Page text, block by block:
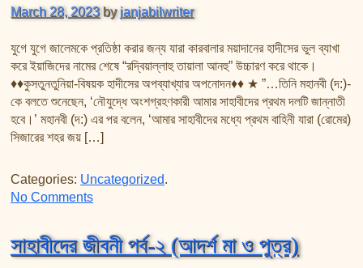
আল বিদায়া ওয়ান নিহায়া
তাফসির ফি জিলালিল কোরআন
শায়খ আহমদ মুসা জিবরীলের বই সমূহ
March 28, 2023 byjanjabilwriter
যুগে যুগে জালেমকে প্রতিষ্ঠা করার জন্য যারা কারবালার ময়াদানের হাদীসের ভুল ব্যাখা
করে ইয়াজিদের নামের শেষে “রদ্বিয়াল্লাহু তায়ালা আনহু” উচ্চারণ করে থাকে।
♦♦কুসতুনতুনিয়া-বিষয়ক হাদীসের অপব্যাখ্যার অপনোদন♦♦ ★ ”…তিনি মহানবী (দ:)-
কে বলতে শুনেছেন, ‘নৌযুদ্ধে অংশগ্রহণকারী আমার সাহাবীদের প্রথম দলটি জান্নাতী
হবে।’ মহানবী (দ:) এর পর বলেন, ‘আমার সাহাবীদের মধ্যে প্রথম বাহিনী যারা (রোমের)
সিজারের শহর জয় […]
Categories: Uncategorized.
No Commentson জালেমকে (ইয়াজিদ) প্রতিষ্ঠা করা ও হাদীসের অপব্যাখা
সাহাবীদের জীবনী পর্ব-২ (আদর্শ মা ও পুত্র)